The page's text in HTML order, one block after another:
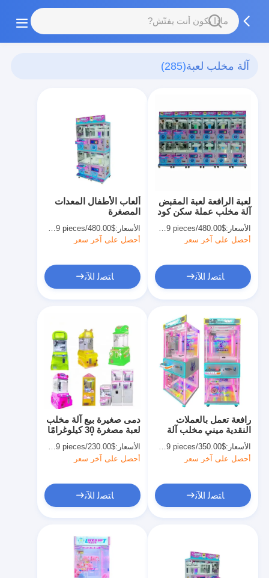
آلة مخلب لعبة(285)
ألعاب الأطفال المعدات
المصغرة
الأسعار:$480.00/pieces 1-19 pieces
أحصل على آخر سعر
ﺎﺘﺼﻟ ﺍﻶﻧ
لعبة الرافعة لعبة المقبض
آلة مخلب عملة سكن كود
شريط وجبة خفيفة هدية
دمية 110 فولت
الأسعار:$480.00/pieces 1-19 pieces
أحصل على آخر سعر
ﺎﺘﺼﻟ ﺍﻶﻧ
دمى صغيرة بيع آلة مخلب
لعبة مصغرة 30 كيلوغرامًا
عملة معدنية أكريليك تعمل
ألعاب الأركاد
الأسعار:$230.00/pieces 1-509 pieces
أحصل على آخر سعر
ﺎﺘﺼﻟ ﺍﻶﻧ
رافعة تعمل بالعملات
النقدية ميني مخلب آلة
لعبة اللعب 220 فولت
الأسعار:$350.00/pieces 1-509 pieces
أحصل على آخر سعر
ﺎﺘﺼﻟ ﺍﻶﻧ